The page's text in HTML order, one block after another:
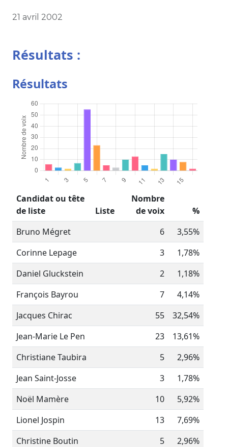
21 avril 2002
Résultats :
Résultats
Candidat ou tête
de liste
Liste
Nombre
de voix
%
Bruno Mégret
6
3,55%
Corinne Lepage
3
1,78%
Daniel Gluckstein
2
1,18%
François Bayrou
7
4,14%
Jacques Chirac
55
32,54%
Jean-Marie Le Pen
23
13,61%
Christiane Taubira
5
2,96%
Jean Saint-Josse
3
1,78%
Noël Mamère
10
5,92%
Lionel Jospin
13
7,69%
Christine Boutin
5 2,96%